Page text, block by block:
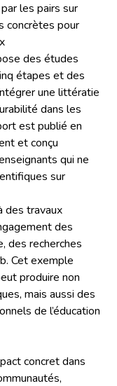
les pairs sur
concrètes pour
des études
étapes et des
une littératie
dans les
est publié en
et conçu
qui ne
sur
des travaux
des
des recherches
Cet exemple
produire non
mais aussi des
de l’éducation
concret dans